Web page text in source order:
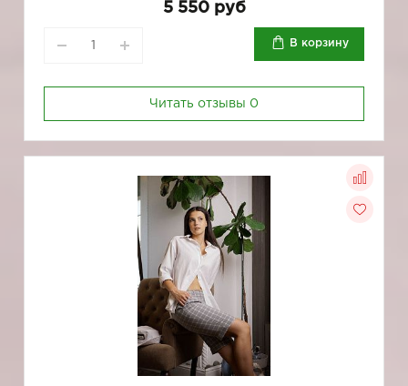
5 550 руб
В корзину
Читать отзывы 0